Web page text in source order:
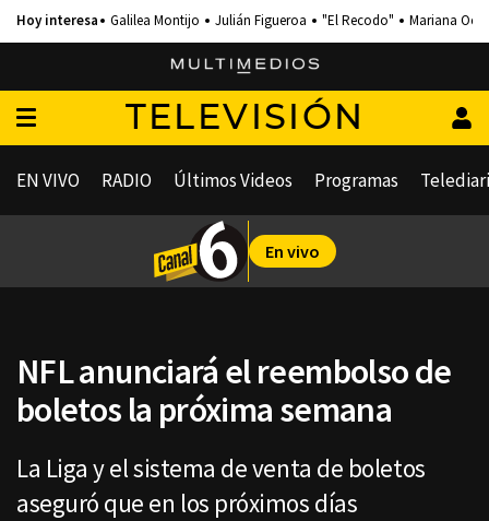
Galilea Montijo Julián Figueroa "El Recodo" Mariana
TELEVISIÓN
EN VIVO RADIO Últimos Videos Programas
En vivo
NFL anunciará el reembolso de
boletos la próxima semana
La Liga y el sistema de venta de boletos
aseguró que en los próximos días